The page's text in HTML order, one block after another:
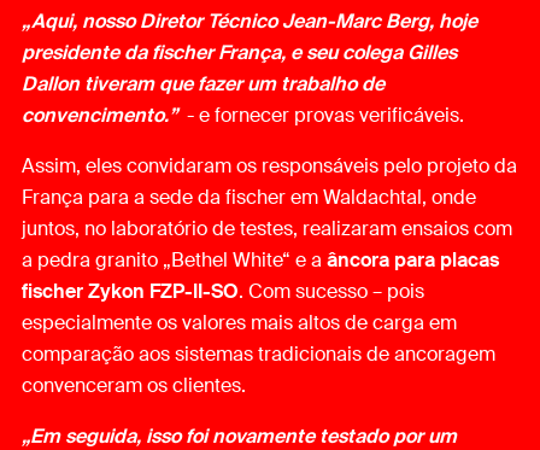
„Aqui, nosso Diretor Técnico Jean-Marc Berg, hoje
presidente da fischer França, e seu colega Gilles
Dallon tiveram que fazer um trabalho de
convencimento.”- e fornecer provas verificáveis.
Assim, eles convidaram os responsáveis pelo projeto da
França para a sede da fischer em Waldachtal, onde
juntos, no laboratório de testes, realizaram ensaios com
a pedra granito „Bethel White“ e a âncora para placas
fischer Zykon FZP-II-SO. Com sucesso – pois
especialmente os valores mais altos de carga em
comparação aos sistemas tradicionais de ancoragem
convenceram os clientes.
„Em seguida, isso foi novamente testado por um